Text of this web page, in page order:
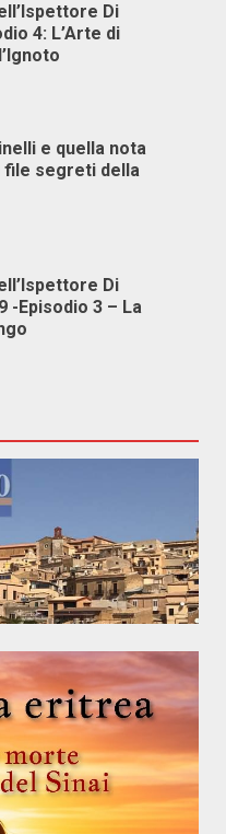
Di
4: L’Arte di
e quella nota
file segreti della
Di
-Episodio 3 – La